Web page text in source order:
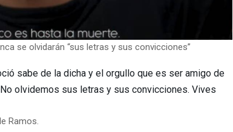
se olvidarán “sus letras y sus convicciones”
sabe de la dicha y el orgullo que es ser amigo de
olvidemos sus letras y sus convicciones. Vives
Ramos.